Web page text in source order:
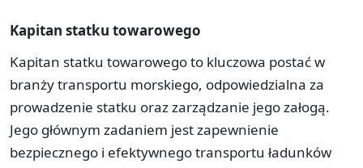
Kapitan statku towarowego
Kapitan statku towarowego to kluczowa postać w
branży transportu morskiego, odpowiedzialna za
prowadzenie statku oraz zarządzanie jego załogą.
Jego głównym zadaniem jest zapewnienie
bezpiecznego i efektywnego transportu ładunków